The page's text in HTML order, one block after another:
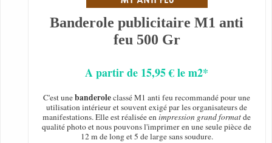
Banderole publicitaire M1 anti
feu 500 Gr
A partir de 15,95 € le m2*
C'est unebanderoleclassé M1 anti feu recommandé pour une
utilisation intérieur et souvent exigé par les organisateurs de
manifestations. Elle est réalisée enimpression grand formatde
qualité photo et nous pouvons l'imprimer en une seule pièce de
12 m de long et 5 de large sans soudure.